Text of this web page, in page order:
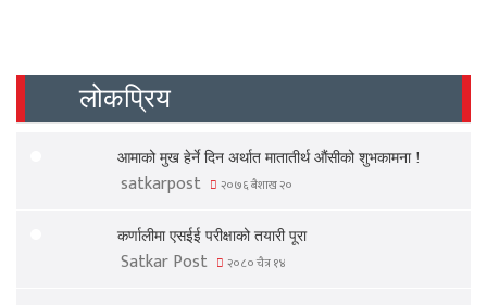
लोकप्रिय
आमाको मुख हेर्ने दिन अर्थात मातातीर्थ औंसीको शुभकामना !
satkarpost २०७६ बैशाख २०
कर्णालीमा एसईई परीक्षाको तयारी पूरा
Satkar Post २०८० चैत्र १४